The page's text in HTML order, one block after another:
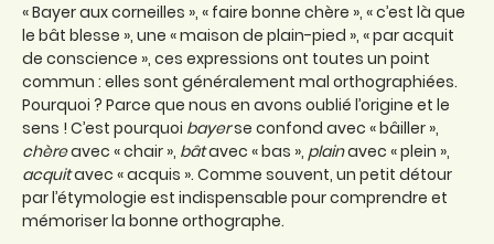
« Bayer aux corneilles », « faire bonne chère », « c’est là que
le bât blesse », une « maison de plain-pied », « par acquit
de conscience », ces expressions ont toutes un point
commun : elles sont généralement mal orthographiées.
Pourquoi ? Parce que nous en avons oublié l’origine et le
sens ! C’est pourquoi bayerse confond avec « bâiller »,
chèreavec « chair », bâtavec « bas », plainavec « plein »,
acquitavec « acquis ». Comme souvent, un petit détour
par l’étymologie est indispensable pour comprendre et
mémoriser la bonne orthographe.